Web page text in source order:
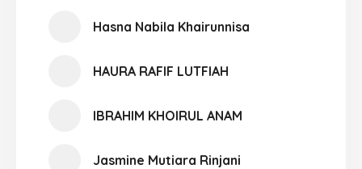
Hasna Nabila Khairunnisa
HAURA RAFIF LUTFIAH
IBRAHIM KHOIRUL ANAM
Jasmine Mutiara Rinjani